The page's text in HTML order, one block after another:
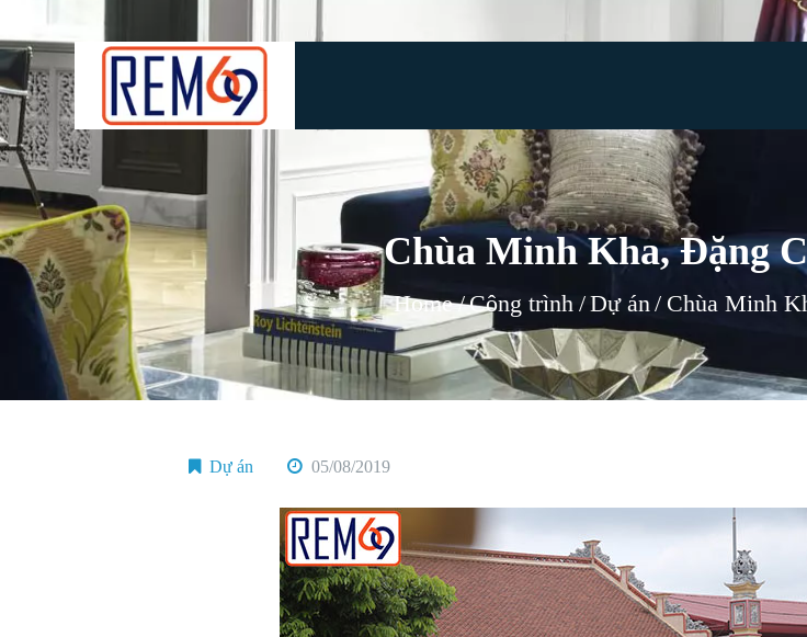
Chùa Minh Kha, Đặng
Home Công trình Dự án Chùa Minh
TRANG CHỦ
RÈM CỬA
TIN TỨC
TƯ VẤN
CÔNG TRÌNH
LIÊN HỆ
Dự án 05/08/2019